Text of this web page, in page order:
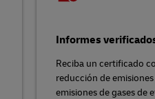
Informes
Reciba un certificado
reducción de
emisiones de gases de